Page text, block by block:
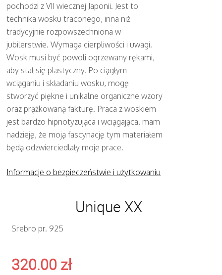
pochodzi z VII wiecznej Japonii. Jest to
technika wosku traconego, inna niż
tradycyjnie rozpowszechniona w
jubilerstwie. Wymaga cierpliwości i uwagi.
Wosk musi być powoli ogrzewany rękami,
aby stał się plastyczny. Po ciągłym
wciąganiu i składaniu wosku, mogę
stworzyć piękne i unikalne organiczne wzory
oraz prążkowaną fakturę. Praca z woskiem
jest bardzo hipnotyzująca i wciągająca, mam
nadzieję, że moją fascynację tym materiałem
będą odzwierciedlały moje prace.
Informacje o bezpieczeństwie i użytkowaniu
Unique XX
Srebro pr. 925
320.00 zł